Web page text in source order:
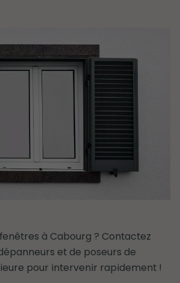
à Cabourg ? Contactez
et de poseurs de
pour intervenir rapidement !